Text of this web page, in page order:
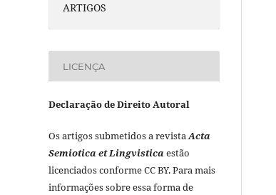
ARTIGOS
LICENÇA
Declaração de Direito Autoral
Os artigos submetidos a revistaActa
Semiotica et Lingvistica estão
licenciados conforme CC BY. Para mais
informações sobre essa forma de